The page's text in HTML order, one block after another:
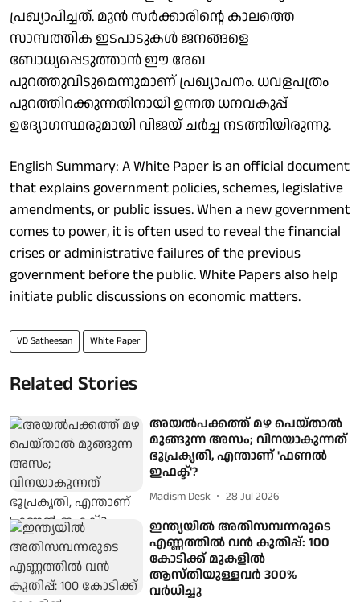
പ്രഖ്യാപിച്ചത്. മുൻ സർക്കാരിന്റെ കാലത്തെ
സാമ്പത്തിക ഇടപാടുകൾ ജനങ്ങളെ
ബോധ്യപ്പെടുത്താൻ ഈ രേഖ
പുറത്തുവിടുമെന്നുമാണ് പ്രഖ്യാപനം. ധവളപത്രം
പുറത്തിറക്കുന്നതിനായി ഉന്നത ധനവകുപ്പ്
ഉദ്യോഗസ്ഥരുമായി വിജയ് ചർച്ച നടത്തിയിരുന്നു.
English Summary: A White Paper is an official document
that explains government policies, schemes, legislative
amendments, or public issues. When a new government
comes to power, it is often used to reveal the financial
crises or administrative failures of the previous
government before the public. White Papers also help
initiate public discussions on economic matters.
VD Satheesan White Paper
Related Stories
അയൽപക്കത്ത് മഴ പെയ്താൽ
മുങ്ങുന്ന അസം; വിനയാകുന്നത്
ഭൂപ്രകൃതി, എന്താണ് 'ഫണൽ
ഇഫക്ട്'?
Madism Desk 28 Jul 2026
ഇന്ത്യയിൽ അതിസമ്പന്നരുടെ
എണ്ണത്തിൽ വൻ കുതിപ്പ്: 100
കോടിക്ക് മുകളിൽ
ആസ്തിയുള്ളവർ 300%
വർധിച്ചു